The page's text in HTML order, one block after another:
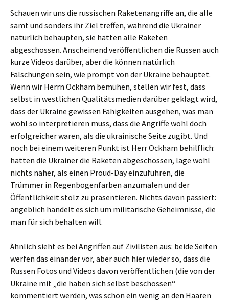
Schauen wir uns die russischen Raketenangriffe an, die alle
samt und sonders ihr Ziel treffen, während die Ukrainer
natürlich behaupten, sie hätten alle Raketen
abgeschossen. Anscheinend veröffentlichen die Russen auch
kurze Videos darüber, aber die können natürlich
Fälschungen sein, wie prompt von der Ukraine behauptet.
Wenn wir Herrn Ockham bemühen, stellen wir fest, dass
selbst in westlichen Qualitätsmedien darüber geklagt wird,
dass der Ukraine gewissen Fähigkeiten ausgehen, was man
wohl so interpretieren muss, dass die Angriffe wohl doch
erfolgreicher waren, als die ukrainische Seite zugibt. Und
noch bei einem weiteren Punkt ist Herr Ockham behilflich:
hätten die Ukrainer die Raketen abgeschossen, läge wohl
nichts näher, als einen Proud-Day einzuführen, die
Trümmer in Regenbogenfarben anzumalen und der
Öffentlichkeit stolz zu präsentieren. Nichts davon passiert:
angeblich handelt es sich um militärische Geheimnisse, die
man für sich behalten will.
Ähnlich sieht es bei Angriffen auf Zivilisten aus: beide Seiten
werfen das einander vor, aber auch hier wieder so, dass die
Russen Fotos und Videos davon veröffentlichen (die von der
Ukraine mit „die haben sich selbst beschossen“
kommentiert werden, was schon ein wenig an den Haaren